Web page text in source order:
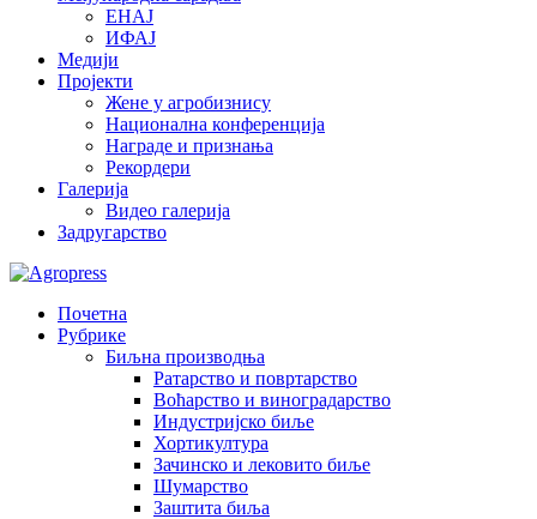
ЕНАЈ
ИФАЈ
Медији
Пројекти
Жене у агробизнису
Национална конференција
Награде и признања
Рекордери
Галерија
Видео галерија
Задругарство
Почетна
Рубрике
Биљна производња
Ратарство и повртарство
Воћарство и виноградарство
Индустријско биље
Хортикултура
Зачинско и лековито биље
Шумарство
Заштита биља